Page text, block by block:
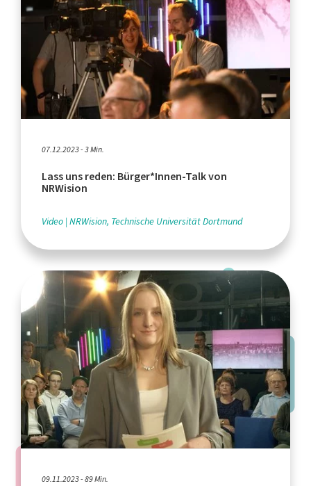
07.12.2023 - 3 Min.
Lass uns reden: Bürger*Innen-Talk von
NRWision
Video NRWision, Technische Universität Dortmund
09.11.2023 - 89 Min.